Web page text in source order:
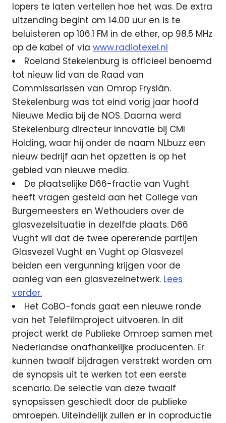
lopers te laten vertellen hoe het was. De extra
uitzending begint om 14.00 uur en is te
beluisteren op 106.1 FM in de ether, op 98.5 MHz
op de kabel of via www.radiotexel.nl
Roeland Stekelenburg is officieel benoemd
tot nieuw lid van de Raad van
Commissarissen van Omrop Fryslân.
Stekelenburg was tot eind vorig jaar hoofd
Nieuwe Media bij de NOS. Daarna werd
Stekelenburg directeur Innovatie bij CMI
Holding, waar hij onder de naam NLbuzz een
nieuw bedrijf aan het opzetten is op het
gebied van nieuwe media.
De plaatselijke D66-fractie van Vught
heeft vragen gesteld aan het College van
Burgemeesters en Wethouders over de
glasvezelsituatie in dezelfde plaats. D66
Vught wil dat de twee opererende partijen
Glasvezel Vught en Vught op Glasvezel
beiden een vergunning krijgen voor de
aanleg van een glasvezelnetwerk. Lees
verder.
Het CoBO-fonds gaat een nieuwe ronde
van het Telefilmproject uitvoeren. In dit
project werkt de Publieke Omroep samen met
Nederlandse onafhankelijke producenten. Er
kunnen twaalf bijdragen verstrekt worden om
de synopsis uit te werken tot een eerste
scenario. De selectie van deze twaalf
synopsissen geschiedt door de publieke
omroepen. Uiteindelijk zullen er in coproductie